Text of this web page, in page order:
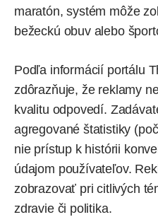
maratón, systém môže
bežeckú obuv alebo
Podľa informácií portálu
zdôrazňuje, že reklamy
kvalitu odpovedí.
agregované štatistiky
nie prístup k histórii
údajom používateľov.
zobrazovať pri citlivých
zdravie či politika.